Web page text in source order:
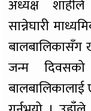
अध्यक्ष
सान्नेघारी
बालबालिकासँग
जन्म
बालबालिकालाई